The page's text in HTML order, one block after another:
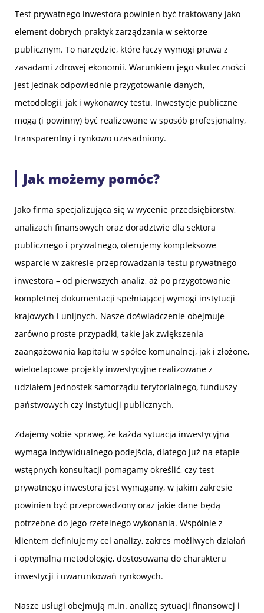
Test prywatnego inwestora powinien być traktowany jako
element dobrych praktyk zarządzania w sektorze
publicznym. To narzędzie, które łączy wymogi prawa z
zasadami zdrowej ekonomii. Warunkiem jego skuteczności
jest jednak odpowiednie przygotowanie danych,
metodologii, jak i wykonawcy testu. Inwestycje publiczne
mogą (i powinny) być realizowane w sposób profesjonalny,
transparentny i rynkowo uzasadniony.
Jak możemy pomóc?
Jako firma specjalizująca się w wycenie przedsiębiorstw,
analizach finansowych oraz doradztwie dla sektora
publicznego i prywatnego, oferujemy kompleksowe
wsparcie w zakresie przeprowadzania testu prywatnego
inwestora – od pierwszych analiz, aż po przygotowanie
kompletnej dokumentacji spełniającej wymogi instytucji
krajowych i unijnych. Nasze doświadczenie obejmuje
zarówno proste przypadki, takie jak zwiększenia
zaangażowania kapitału w spółce komunalnej, jak i złożone,
wieloetapowe projekty inwestycyjne realizowane z
udziałem jednostek samorządu terytorialnego, funduszy
państwowych czy instytucji publicznych.
Zdajemy sobie sprawę, że każda sytuacja inwestycyjna
wymaga indywidualnego podejścia, dlatego już na etapie
wstępnych konsultacji pomagamy określić, czy test
prywatnego inwestora jest wymagany, w jakim zakresie
powinien być przeprowadzony oraz jakie dane będą
potrzebne do jego rzetelnego wykonania. Wspólnie z
klientem definiujemy cel analizy, zakres możliwych działań
i optymalną metodologię, dostosowaną do charakteru
inwestycji i uwarunkowań rynkowych.
Nasze usługi obejmują m.in. analizę sytuacji finansowej i